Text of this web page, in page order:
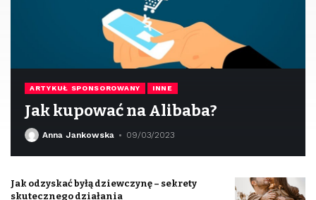
ARTYKUŁ SPONSOROWANY INNE
Jak kupować na Alibaba?
Anna Jankowska 09/03/2023
Jak odzyskać byłą dziewczynę – sekrety
skutecznego działania